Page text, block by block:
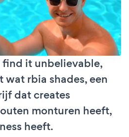
find it unbelievable,
wat rbia shades, een
dat creates
monturen heeft,
heeft.